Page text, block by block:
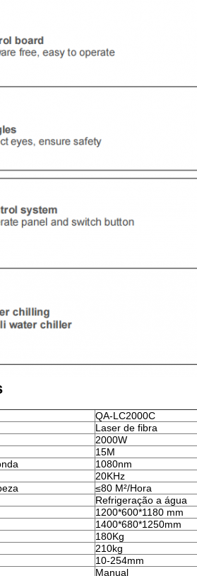
QA-LC2000C
Laser de fibra
2000W
15M
1080nm
20KHz
≤80 M²/Hora
Refrigeração a água
1200*600*1180 mm
1400*680*1250mm
180Kg
210kg
10-254mm
Manual